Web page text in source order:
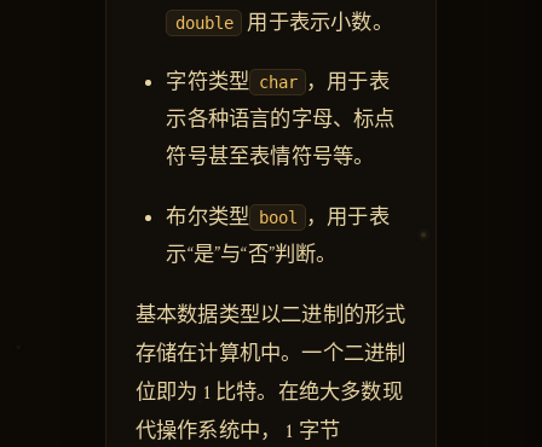
double 用于表示小数。
字符类型 char
，用于表
示各种语言的字母、标点
符号甚至表情符号等。
布尔类型 bool
，用于表
示“是”与“否”判断。
基本数据类型以二进制的形式
存储在计算机中。一个二进制
位即为 1 比特。在绝大多数现
代操作系统中， 1 字节